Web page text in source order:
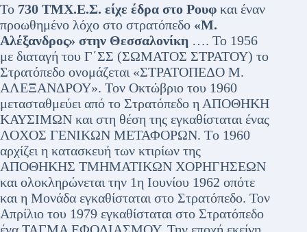
Το 730 ΤΜΧ.Ε.Σ. είχε έδρα στο Ρουφ και έναν
προωθημένο λόχο στο στρατόπεδο «Μ.
Αλέξανδρος» στην Θεσσαλονίκη …. Το 1956
με διαταγή του Γ΄ΣΣ (ΣΩΜΑΤΟΣ ΣΤΡΑΤΟΥ) το
Στρατόπεδο ονομάζεται «ΣΤΡΑΤΟΠΕΔΟ Μ.
ΑΛΕΞΑΝΔΡΟΥ». Τον Οκτώβριο του 1960
μετασταθμεύει από το Στρατόπεδο η ΑΠΟΘΗΚΗ
ΚΑΥΣΙΜΩΝ και στη θέση της εγκαθίσταται ένας
ΛΟΧΟΣ ΓΕΝΙΚΩΝ ΜΕΤΑΦΟΡΩΝ. Τo 1960
αρχίζει η κατασκευή των κτιρίων της
ΑΠΟΘΗΚΗΣ ΤΜΗΜΑΤΙΚΩΝ ΧΟΡΗΓΗΣΕΩΝ
και ολοκληρώνεται την 1η Ιουνίου 1962 οπότε
και η Μονάδα εγκαθίσταται στο Στρατόπεδο. Τον
Απρίλιο του 1979 εγκαθίσταται στο Στρατόπεδο